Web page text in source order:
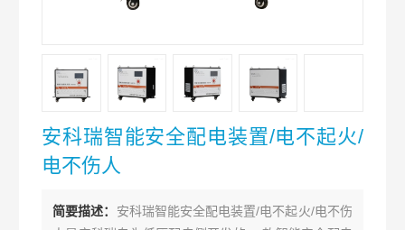
安科瑞智能安全配电装置/电不起火/
电不伤人
简要描述： 安科瑞智能安全配电装置/电不起火/电不伤